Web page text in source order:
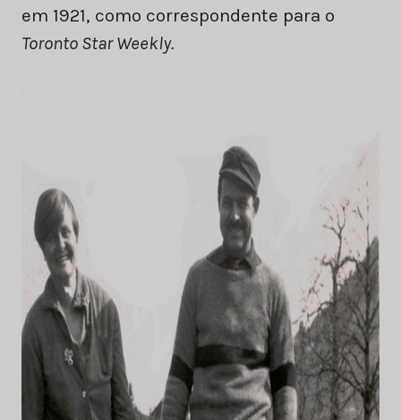
em 1921, como correspondente para o
Toronto Star Weekly.